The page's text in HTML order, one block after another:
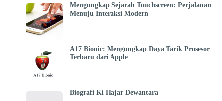
Mengungkap Sejarah Touchscreen: Perjalanan
Menuju Interaksi Modern
A17 Bionic: Mengungkap Daya Tarik Prosesor
Terbaru dari Apple
Biografi Ki Hajar Dewantara